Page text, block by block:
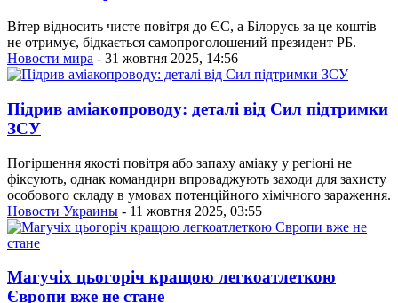
Вітер відносить чисте повітря до ЄС, а Білорусь за це коштів
не отримує, бідкається самопроголошений президент РБ.
Новости мира - 31 жовтня 2025, 14:56
Підрив аміакопроводу: деталі від Сил підтримки
ЗСУ
Погіршення якості повітря або запаху аміаку у регіоні не
фіксують, однак командири впроваджують заходи для захисту
особового складу в умовах потенційного хімічного зараження.
Новости Украины - 11 жовтня 2025, 03:55
Магучіх цьогоріч кращою легкоатлеткою
Європи вже не стане